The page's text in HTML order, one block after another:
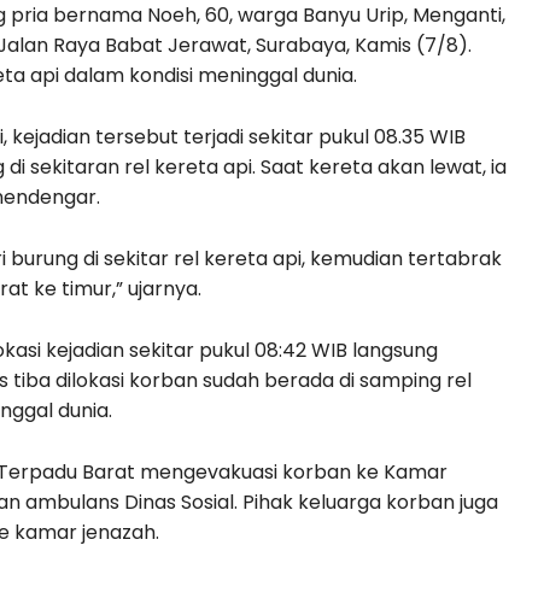
pria bernama Noeh, 60, warga Banyu Urip, Menganti,
Raya Babat Jerawat, Surabaya, Kamis (7/8).
api dalam kondisi meninggal dunia.
kejadian tersebut terjadi sekitar pukul 08.35 WIB
sekitaran rel kereta api. Saat kereta akan lewat, ia
burung di sekitar rel kereta api, kemudian tertabrak
ke timur,” ujarnya.
kejadian sekitar pukul 08:42 WIB langsung
dilokasi korban sudah berada di samping rel
dunia.
Barat mengevakuasi korban ke Kamar
ambulans Dinas Sosial. Pihak keluarga korban juga
kamar jenazah.